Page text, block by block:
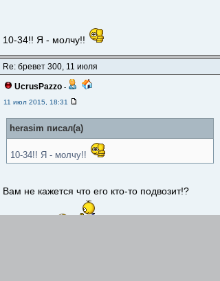
10-34!! Я - молчу!!
Re: бревет 300, 11 июля
UcrusPazzo -
11 июл 2015, 18:31
herasim писал(а)
10-34!! Я - молчу!!
Вам не кажется что его кто-то подвозит!?